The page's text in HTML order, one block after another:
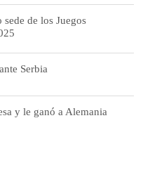
sede de los Juegos
Serbia
y le ganó a Alemania